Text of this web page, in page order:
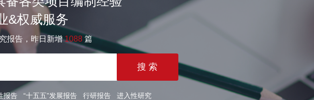
&权威服务
报告，昨日新增1088篇
报告 “十五五”发展报告 行研报告 进入性研究